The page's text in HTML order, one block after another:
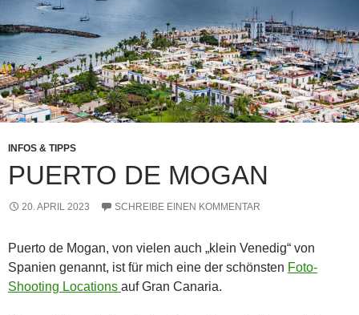
INFOS & TIPPS
PUERTO DE MOGAN
20. APRIL 2023 SCHREIBE EINEN KOMMENTAR
Puerto de Mogan, von vielen auch „klein Venedig“ von
Spanien genannt, ist für mich eine der schönsten Foto-
Shooting Locations auf Gran Canaria.